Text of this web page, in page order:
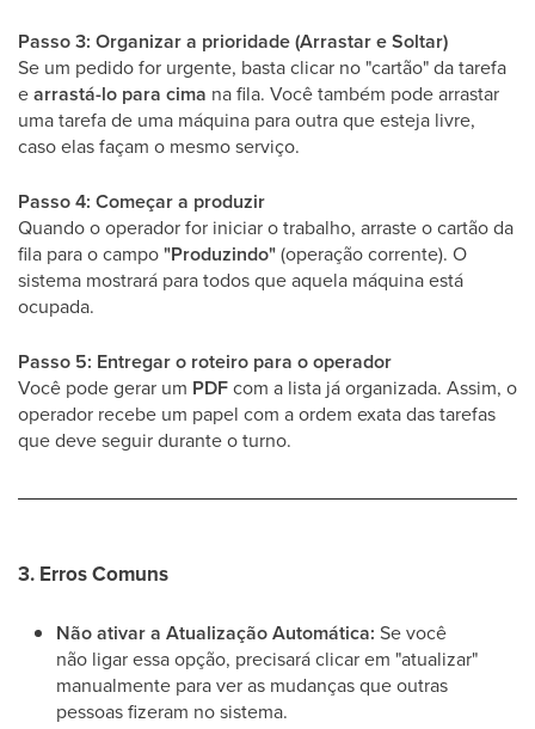
Passo 3: Organizar a prioridade (Arrastar e Soltar)
Se um pedido for urgente, basta clicar no "cartão" da tarefa
earrastá-lo para cima na fila. Você também pode arrastar
uma tarefa de uma máquina para outra que esteja livre,
caso elas façam o mesmo serviço.
Passo 4: Começar a produzir
Quando o operador for iniciar o trabalho, arraste o cartão da
fila para o campo"Produzindo"(operação corrente). O
sistema mostrará para todos que aquela máquina está
ocupada.
Passo 5: Entregar o roteiro para o operador
Você pode gerar um PDFcom a lista já organizada. Assim, o
operador recebe um papel com a ordem exata das tarefas
que deve seguir durante o turno.
3. Erros Comuns
Não ativar a Atualização Automática: Se você
não ligar essa opção, precisará clicar em "atualizar"
manualmente para ver as mudanças que outras
pessoas fizeram no sistema.